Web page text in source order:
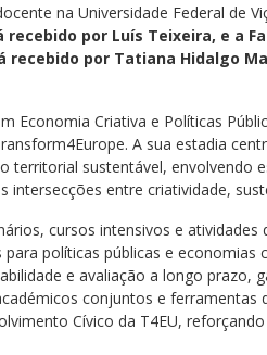
na Universidade Federal de
por Luís Teixeira, e a
recebido por Tatiana Hidalgo
Economia Criativa e Políticas
A sua estadia
territorial sustentável, envolvendo
intersecções entre criatividade,
cursos intensivos e
políticas públicas e economias
e avaliação a longo prazo,
conjuntos e
Cívico da T4EU,